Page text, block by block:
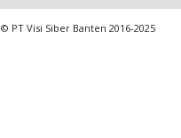
© PT Visi Siber Banten 2016-2025